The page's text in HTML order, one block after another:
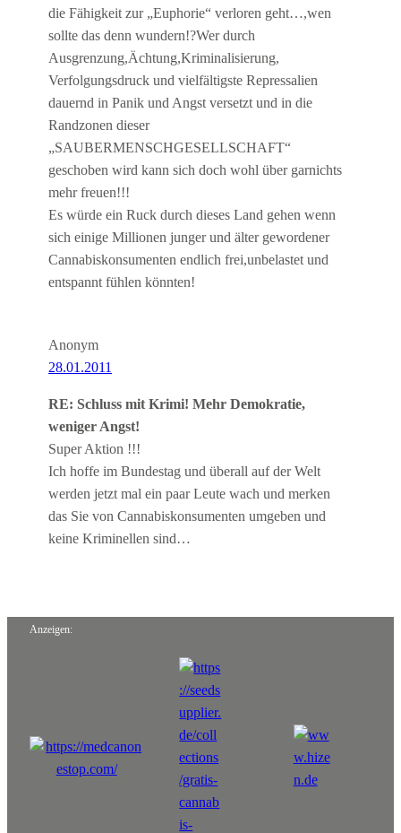
die Fähigkeit zur „Euphorie“ verloren geht…,wen
sollte das denn wundern!?Wer durch
Ausgrenzung,Ächtung,Kriminalisierung,
Verfolgungsdruck und vielfältigste Repressalien
dauernd in Panik und Angst versetzt und in die
Randzonen dieser
„SAUBERMENSCHGESELLSCHAFT“
geschoben wird kann sich doch wohl über garnichts
mehr freuen!!!
Es würde ein Ruck durch dieses Land gehen wenn
sich einige Millionen junger und älter gewordener
Cannabiskonsumenten endlich frei,unbelastet und
entspannt fühlen könnten!
Anonym
28.01.2011
RE: Schluss mit Krimi! Mehr Demokratie,
weniger Angst!
Super Aktion !!!
Ich hoffe im Bundestag und überall auf der Welt
werden jetzt mal ein paar Leute wach und merken
das Sie von Cannabiskonsumenten umgeben und
keine Kriminellen sind…
Anzeigen: